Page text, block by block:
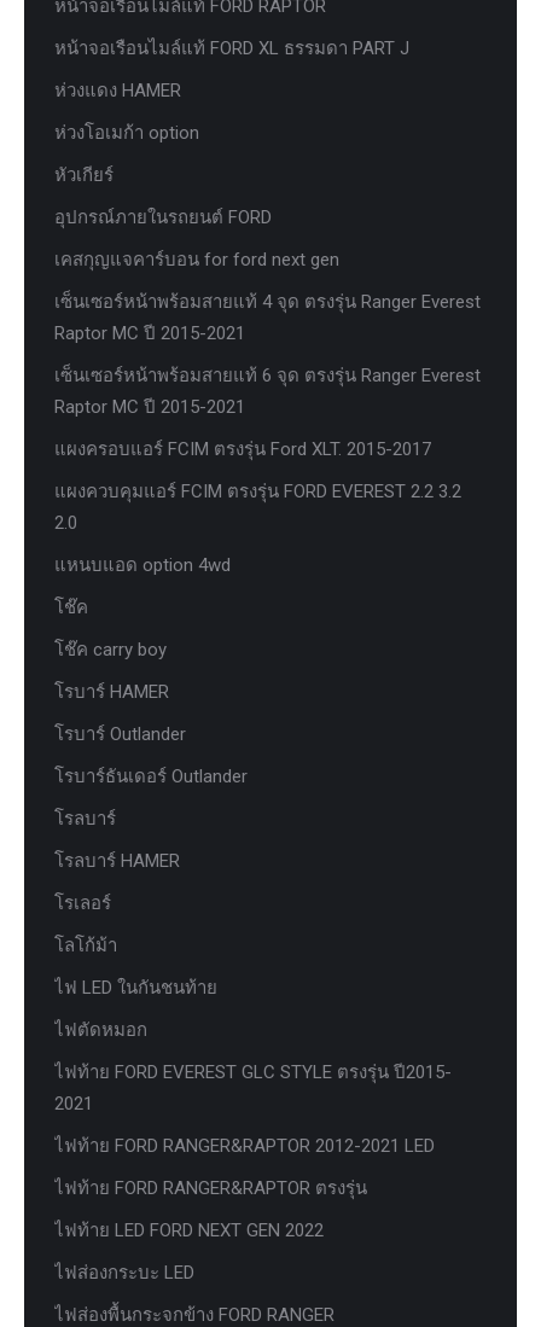
หน้าจอเรือนไมล์แท้ FORD RAPTOR
หน้าจอเรือนไมล์แท้ FORD XL ธรรมดา PART J
ห่วงแดง HAMER
ห่วงโอเมก้า option
หัวเกียร์
อุปกรณ์ภายในรถยนต์ FORD
เคสกุญแจคาร์บอน for ford next gen
เซ็นเซอร์หน้าพร้อมสายแท้ 4 จุด ตรงรุ่น Ranger Everest
Raptor MC ปี 2015-2021
เซ็นเซอร์หน้าพร้อมสายแท้ 6 จุด ตรงรุ่น Ranger Everest
Raptor MC ปี 2015-2021
แผงครอบแอร์ FCIM ตรงรุ่น Ford XLT. 2015-2017
แผงควบคุมแอร์ FCIM ตรงรุ่น FORD EVEREST 2.2 3.2
2.0
แหนบแอด option 4wd
โช๊ค
โช๊ค carry boy
โรบาร์ HAMER
โรบาร์ Outlander
โรบาร์ธันเดอร์ Outlander
โรลบาร์
โรลบาร์ HAMER
โรเลอร์
โลโก้ม้า
ไฟ LED ในกันชนท้าย
ไฟตัดหมอก
ไฟท้าย FORD EVEREST GLC STYLE ตรงรุ่น ปี2015-
2021
ไฟท้าย FORD RANGER&RAPTOR 2012-2021 LED
ไฟท้าย FORD RANGER&RAPTOR ตรงรุ่น
ไฟท้าย LED FORD NEXT GEN 2022
ไฟส่องกระบะ LED
ไฟส่องพื้นกระจกข้าง FORD RANGER